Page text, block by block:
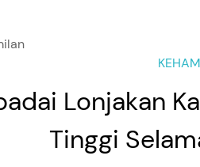
Lonjakan
Tinggi